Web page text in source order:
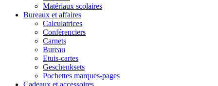
Matériaux scolaires
Bureaux et affaires
Calculatrices
Conférenciers
Carnets
Bureau
Etuis-cartes
Geschenksets
Pochettes marques-pages
Cadeaux et accessoires